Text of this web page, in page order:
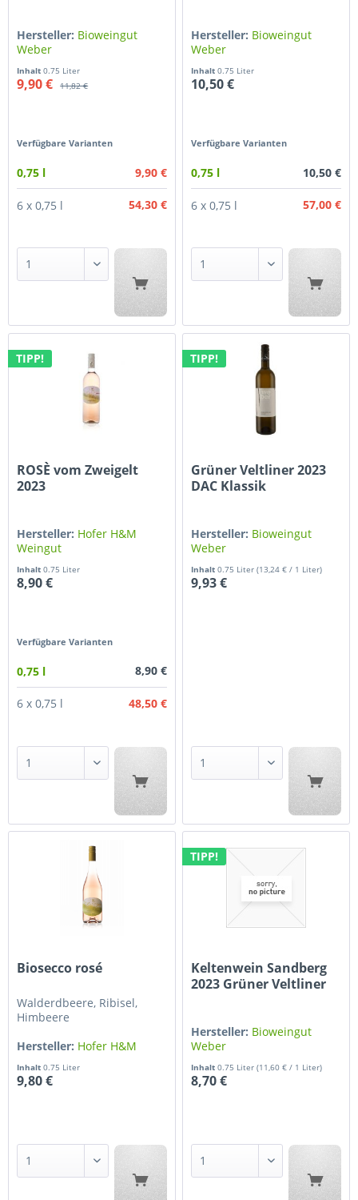
Hersteller: Bioweingut
Weber
Inhalt0.75 Liter
9,90 € 11,82 €
Verfügbare Varianten
0,75 l 9,90 €
6 x 0,75 l 54,30 €
Hersteller: Bioweingut
Weber
Inhalt0.75 Liter
10,50 €
Verfügbare Varianten
0,75 l 10,50 €
6 x 0,75 l 57,00 €
TIPP!
ROSÈ vom Zweigelt
2023
Hersteller: Hofer H&M
Weingut
Inhalt0.75 Liter
8,90 €
Verfügbare Varianten
0,75 l 8,90 €
6 x 0,75 l 48,50 €
TIPP!
Grüner Veltliner 2023
DAC Klassik
Hersteller: Bioweingut
Weber
Inhalt0.75 Liter(13,24 € / 1 Liter)
9,93 €
Biosecco rosé
Walderdbeere, Ribisel,
Himbeere
Hersteller: Hofer H&M
Inhalt0.75 Liter
9,80 €
TIPP!
Keltenwein Sandberg
2023 Grüner Veltliner
Hersteller: Bioweingut
Weber
Inhalt0.75 Liter(11,60 € / 1 Liter)
8,70 €